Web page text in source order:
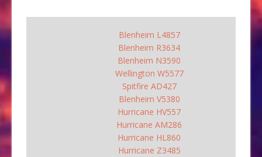
Blenheim L4857
Blenheim R3634
Blenheim N3590
Wellington W5577
Spitfire AD427
Blenheim V5380
Hurricane HV557
Hurricane AM286
Hurricane HL860
Hurricane Z3485